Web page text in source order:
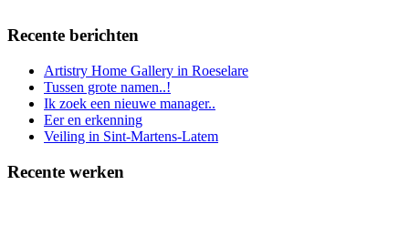
Recente berichten
Artistry Home Gallery in Roeselare
Tussen grote namen..!
Ik zoek een nieuwe manager..
Eer en erkenning
Veiling in Sint-Martens-Latem
Recente werken